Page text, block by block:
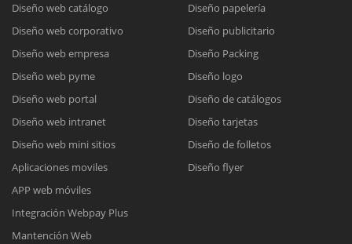
Diseño web catálogo
Diseño web corporativo
Diseño web empresa
Diseño web pyme
Diseño web portal
Diseño web intranet
Diseño web mini sitios
Aplicaciones moviles
APP web móviles
Integración Webpay Plus
Mantención Web
Diseño papelería
Diseño publicitario
Diseño Packing
Diseño logo
Diseño de catálogos
Diseño tarjetas
Diseño de folletos
Diseño flyer